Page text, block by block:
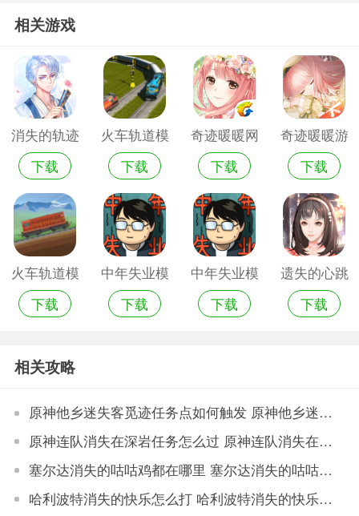
相关游戏
消失的轨迹
最新破解版
下载
火车轨道模
拟器
下载
奇迹暖暖网
游版
下载
奇迹暖暖游
戏官网版
下载
火车轨道模
拟器手游版
下载
中年失业模
拟器游戏破
下载
中年失业模
拟器vip免
下载
遗失的心跳
游戏手机版
下载
相关攻略
原神他乡迷失客觅迹任务点如何触发 原神他乡迷失客觅迹任务点触发条件
原神连队消失在深岩任务怎么过 原神连队消失在深岩任务图文攻略
塞尔达消失的咕咕鸡都在哪里 塞尔达消失的咕咕鸡位置游戏攻略
哈利波特消失的快乐怎么打 哈利波特消失的快乐万圣节活动游戏攻略